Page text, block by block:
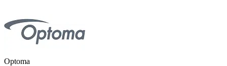
Optoma